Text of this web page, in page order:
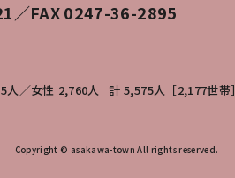
／FAX 0247-36-2895
人 女性 2,760人 計 5,575人［2,177世帯］
Copyright © asakawa-town All rights reserved.